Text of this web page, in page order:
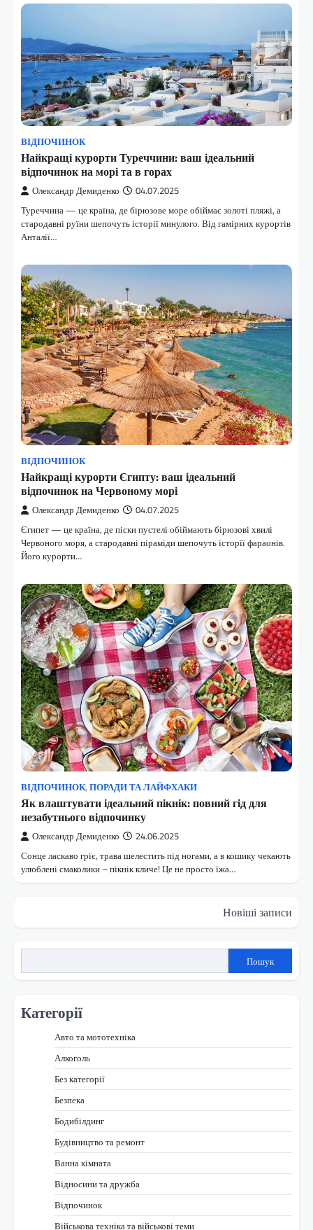
ВІДПОЧИНОК
Найкращі курорти Туреччини: ваш ідеальний
відпочинок на морі та в горах
Олександр Демиденко 04.07.2025
Туреччина — це країна, де бірюзове море обіймає золоті пляжі, а
стародавні руїни шепочуть історії минулого. Від гамірних курортів
Анталії…
ВІДПОЧИНОК
Найкращі курорти Єгипту: ваш ідеальний
відпочинок на Червоному морі
Олександр Демиденко 04.07.2025
Єгипет — це країна, де піски пустелі обіймають бірюзові хвилі
Червоного моря, а стародавні піраміди шепочуть історії фараонів.
Його курорти…
ВІДПОЧИНОК, ПОРАДИ ТА ЛАЙФХАКИ
Як влаштувати ідеальний пікнік: повний гід для
незабутнього відпочинку
Олександр Демиденко 24.06.2025
Сонце ласкаво гріє, трава шелестить під ногами, а в кошику чекають
улюблені смаколики – пікнік кличе! Це не просто їжа…
за
записами
Новіші записи
Пошук
Категорії
Авто та мототехніка
Алкоголь
Без категорії
Безпека
Бодибілдинг
Будівництво та ремонт
Ванна кімната
Відносини та дружба
Відпочинок
Військова техніка та військові теми